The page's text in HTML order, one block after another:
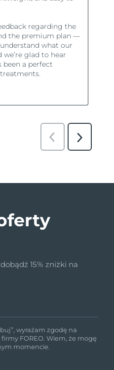
15% zniżki na
wyrażam zgodę na
FOREO. Wiem, że mogę
momencie.